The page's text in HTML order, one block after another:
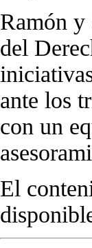
Ramón y
del
ante los
con un
El